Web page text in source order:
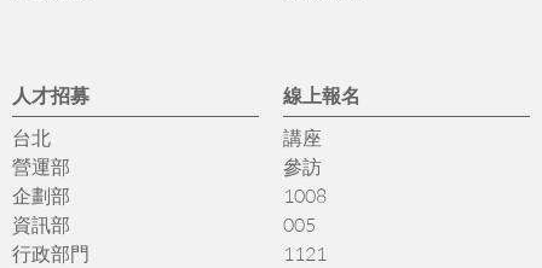
人才招募
台北
營運部
企劃部
資訊部
行政部門
線上報名
講座
參訪
1008
005
1121